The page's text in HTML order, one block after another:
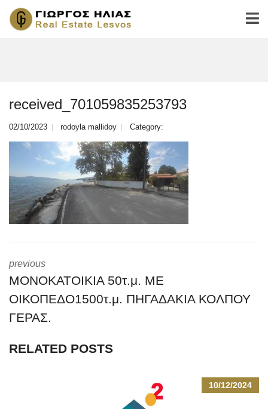
received_701059835253793
02/10/2023 rodoyla mallidoy Category:
previous
ΜΟΝΟΚΑΤΟΙΚΙΑ 50τ.μ. ΜΕ
ΟΙΚΟΠΕΔΟ1500τ.μ. ΠΗΓΑΔΑΚΙΑ ΚΟΛΠΟΥ
ΓΕΡΑΣ.
RELATED POSTS
10/12/2024